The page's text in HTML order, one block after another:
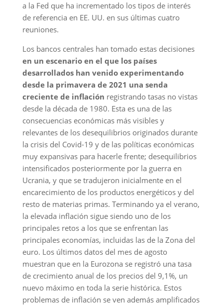
a la Fed que ha incrementado los tipos de interés
de referencia en EE. UU. en sus últimas cuatro
reuniones.
Los bancos centrales han tomado estas decisiones
en un escenario en el que los países
desarrollados han venido experimentando
desde la primavera de 2021 una senda
creciente de inflación registrando tasas no vistas
desde la década de 1980. Esta es una de las
consecuencias económicas más visibles y
relevantes de los desequilibrios originados durante
la crisis del Covid-19 y de las políticas económicas
muy expansivas para hacerle frente; desequilibrios
intensificados posteriormente por la guerra en
Ucrania, y que se tradujeron inicialmente en el
encarecimiento de los productos energéticos y del
resto de materias primas. Terminando ya el verano,
la elevada inflación sigue siendo uno de los
principales retos a los que se enfrentan las
principales economías, incluidas las de la Zona del
euro. Los últimos datos del mes de agosto
muestran que en la Eurozona se registró una tasa
de crecimiento anual de los precios del 9,1%, un
nuevo máximo en toda la serie histórica. Estos
problemas de inflación se ven además amplificados